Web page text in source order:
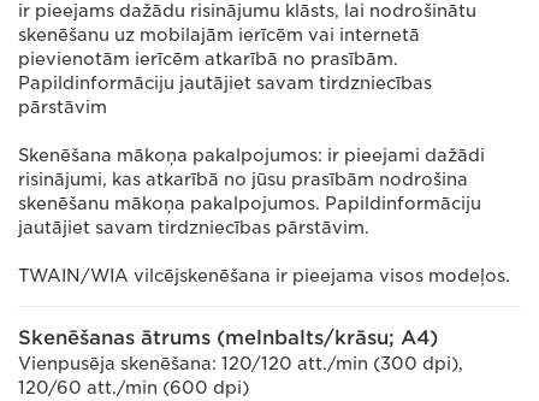
ir pieejams dažādu risinājumu klāsts, lai nodrošinātu
skenēšanu uz mobilajām ierīcēm vai internetā
pievienotām ierīcēm atkarībā no prasībām.
Papildinformāciju jautājiet savam tirdzniecības
pārstāvim
Skenēšana mākoņa pakalpojumos: ir pieejami dažādi
risinājumi, kas atkarībā no jūsu prasībām nodrošina
skenēšanu mākoņa pakalpojumos. Papildinformāciju
jautājiet savam tirdzniecības pārstāvim.
TWAIN/WIA vilcējskenēšana ir pieejama visos modeļos.
Skenēšanas ātrums (melnbalts/krāsu; A4)
Vienpusēja skenēšana: 120/120 att./min (300 dpi),
120/60 att./min (600 dpi)